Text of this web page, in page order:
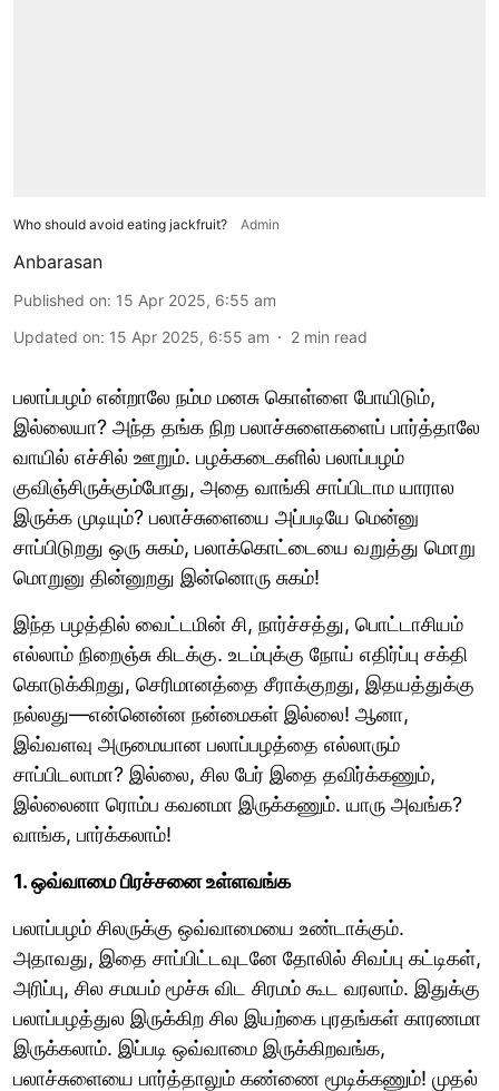
Who should avoid eating jackfruit? Admin
Anbarasan
Published on: 15 Apr 2025, 6:55 am
Updated on: 15 Apr 2025, 6:55 am 2 min read
பலாப்பழம் என்றாலே நம்ம மனசு கொள்ளை போயிடும்,
இல்லையா? அந்த தங்க நிற பலாச்சுளைகளைப் பார்த்தாலே
வாயில் எச்சில் ஊறும். பழக்கடைகளில் பலாப்பழம்
குவிஞ்சிருக்கும்போது, அதை வாங்கி சாப்பிடாம யாரால
இருக்க முடியும்? பலாச்சுளையை அப்படியே மென்னு
சாப்பிடுறது ஒரு சுகம், பலாக்கொட்டையை வறுத்து மொறு
மொறுனு தின்னுறது இன்னொரு சுகம்!
இந்த பழத்தில் வைட்டமின் சி, நார்ச்சத்து, பொட்டாசியம்
எல்லாம் நிறைஞ்சு கிடக்கு. உடம்புக்கு நோய் எதிர்ப்பு சக்தி
கொடுக்கிறது, செரிமானத்தை சீராக்குறது, இதயத்துக்கு
நல்லது—என்னென்ன நன்மைகள் இல்லை! ஆனா,
இவ்வளவு அருமையான பலாப்பழத்தை எல்லாரும்
சாப்பிடலாமா? இல்லை, சில பேர் இதை தவிர்க்கணும்,
இல்லைனா ரொம்ப கவனமா இருக்கணும். யாரு அவங்க?
வாங்க, பார்க்கலாம்!
1. ஒவ்வாமை பிரச்சனை உள்ளவங்க
பலாப்பழம் சிலருக்கு ஒவ்வாமையை உண்டாக்கும்.
அதாவது, இதை சாப்பிட்டவுடனே தோலில் சிவப்பு கட்டிகள்,
அரிப்பு, சில சமயம் மூச்சு விட சிரமம் கூட வரலாம். இதுக்கு
பலாப்பழத்துல இருக்கிற சில இயற்கை புரதங்கள் காரணமா
இருக்கலாம். இப்படி ஒவ்வாமை இருக்கிறவங்க,
பலாச்சுளையை பார்த்தாலும் கண்ணை மூடிக்கணும்! முதல்